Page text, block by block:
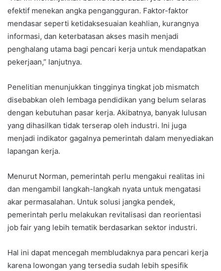
efektif menekan angka pengangguran. Faktor-faktor
mendasar seperti ketidaksesuaian keahlian, kurangnya
informasi, dan keterbatasan akses masih menjadi
penghalang utama bagi pencari kerja untuk mendapatkan
pekerjaan,” lanjutnya.
Penelitian menunjukkan tingginya tingkat job mismatch
disebabkan oleh lembaga pendidikan yang belum selaras
dengan kebutuhan pasar kerja. Akibatnya, banyak lulusan
yang dihasilkan tidak terserap oleh industri. Ini juga
menjadi indikator gagalnya pemerintah dalam menyediakan
lapangan kerja.
Menurut Norman, pemerintah perlu mengakui realitas ini
dan mengambil langkah-langkah nyata untuk mengatasi
akar permasalahan. Untuk solusi jangka pendek,
pemerintah perlu melakukan revitalisasi dan reorientasi
job fair yang lebih tematik berdasarkan sektor industri.
Hal ini dapat mencegah membludaknya para pencari kerja
karena lowongan yang tersedia sudah lebih spesifik